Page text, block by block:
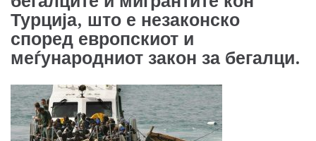
Турција, што е незаконско
според европскиот и
меѓународниот закон за бегалци.